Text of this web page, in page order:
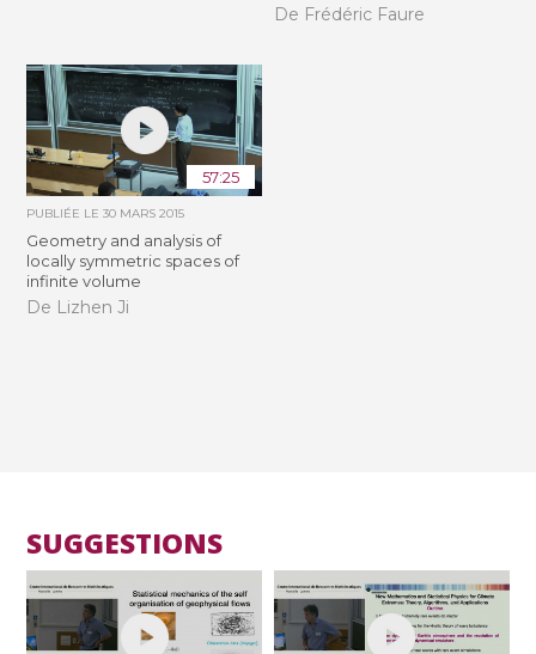
De Frédéric Faure
57:25
PUBLIÉE LE30 MARS 2015
Geometry and analysis of
locally symmetric spaces of
infinite volume
De Lizhen Ji
SUGGESTIONS